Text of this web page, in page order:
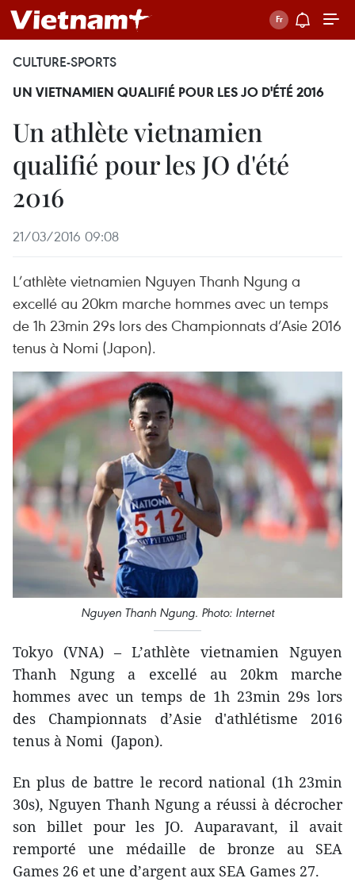
CULTURE-SPORTS
UN VIETNAMIEN QUALIFIÉ POUR LES JO D'ÉTÉ 2016
Un athlète vietnamien
qualifié pour les JO d'été
2016
21/03/2016 09:08
L’athlète vietnamien Nguyen Thanh Ngung a
excellé au 20km marche hommes avec un temps
de 1h 23min 29s lors des Championnats d’Asie 2016
tenus à Nomi (Japon).
Nguyen Thanh Ngung. Photo: Internet
Tokyo (VNA) – L’athlète vietnamien Nguyen
Thanh Ngung a excellé au 20km marche
hommes avec un temps de 1h 23min 29s lors
des Championnats d’Asie d'athlétisme 2016​
tenus à Nomi (Japon).
En plus de battre le record national (1h 23min
30s), Nguyen Thanh Ngung a réussi à décrocher
son billet pour les JO. Auparavant, il avait
remporté une médaille de bronze au SEA
Games 26 et une d’argent aux SEA Games 27.